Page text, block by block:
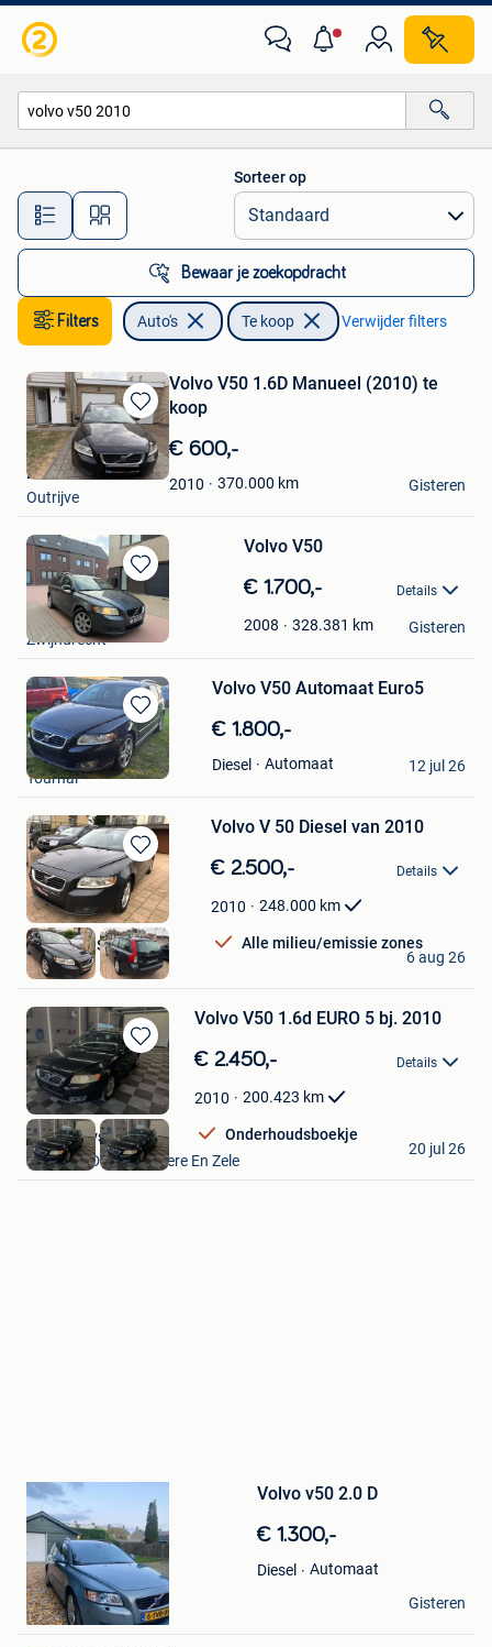
Alle afstanden…
Sorteer op
Bewaar je zoekopdracht
Filters Auto's Te koop Verwijder filters
Bewaren
in
Mijn
Favorieten
Volvo V50 1.6D Manueel (2010) te
koop
€ 600,-
2010 370.000 km
Elias Ghassan
Outrijve
Gisteren
Bewaren
in
Mijn
Favorieten
Volvo V50
€ 1.700,- Details
2008 328.381 km
MN Deluxe Cars
Zwijndrecht
Gisteren
Bewaren
in
Mijn
Volvo V50 Automaat Euro5
€ 1.800,-
Diesel Automaat
Niko
Tournai
12 jul 26
Bewaren
in
Mijn
Favorieten
Volvo V 50 Diesel van 2010
€ 2.500,- Details
2010 248.000 km
Alle milieu/emissie zones
RADOCARS BVBA
Mere
6 aug 26
Bewaren
in
Mijn
Favorieten
Volvo V50 1.6d EURO 5 bj. 2010
€ 2.450,- Details
2010 200.423 km
Onderhoudsboekje
Auto Denys
Lokeren+Deel Overmere En Zele
20 jul 26
Favorieten
Volvo v50 2.0 D
€ 1.300,-
Diesel
Automaat
J
Schaarbeek
Gisteren